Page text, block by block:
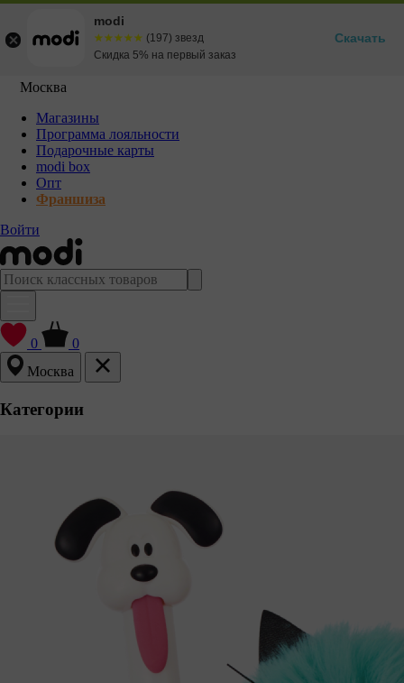
Москва
Магазины
Программа лояльности
Подарочные карты
modi box
Опт
Франшиза
Войти
0
0
Москва
Категории
modi
☆☆☆☆☆
★★★★★ (197) звезд
Скидка 5% на первый заказ
Скачать